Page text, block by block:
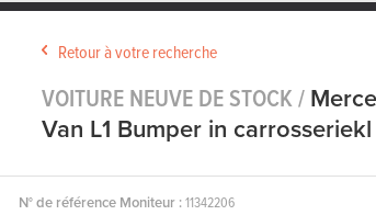
Retour à votre recherche
VOITURE NEUVE DE STOCK /
Van L1 Bumper in carrosseriekl
N° de référence Moniteur :11342206